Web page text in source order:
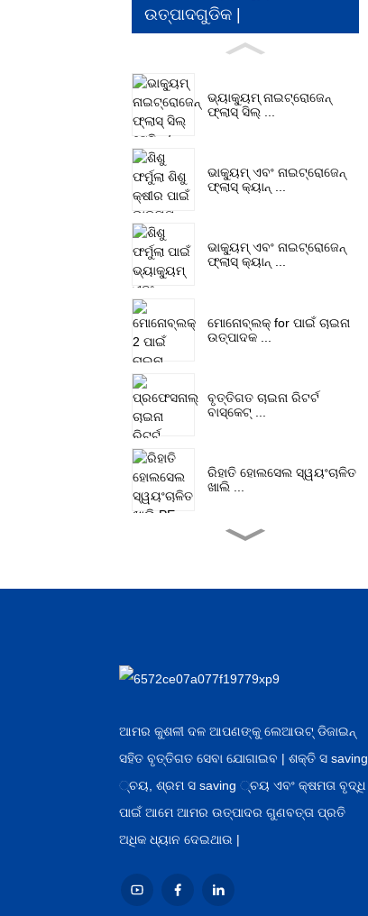
ଉତ୍ପାଦଗୁଡିକ |
ଭ୍ୟାକ୍ୟୁମ୍ ନାଇଟ୍ରୋଜେନ୍
ଫ୍ଲାସ୍ ସିଲ୍ ...
ଭାକ୍ୟୁମ୍ ଏବଂ ନାଇଟ୍ରୋଜେନ୍
ଫ୍ଲାସ୍ କ୍ୟାନ୍ ...
ଭାକ୍ୟୁମ୍ ଏବଂ ନାଇଟ୍ରୋଜେନ୍
ଫ୍ଲାସ୍ କ୍ୟାନ୍ ...
ମୋନୋବ୍ଲକ୍ for ପାଇଁ ଚାଇନା
ଉତ୍ପାଦକ ...
ବୃତ୍ତିଗତ ଚାଇନା ରିଟର୍ଟ
ବାସ୍କେଟ୍ ...
ରିହାତି ହୋଲସେଲ ସ୍ୱୟଂଚାଳିତ
ଖାଲି ...
ଗୃହପାଳିତ ପଶୁ ...
ଆମର କୁଶଳୀ ଦଳ ଆପଣଙ୍କୁ ଲେଆଉଟ୍ ଡିଜାଇନ୍
ସହିତ ବୃତ୍ତିଗତ ସେବା ଯୋଗାଇବ | ଶକ୍ତି ସ saving
୍ଚୟ, ଶ୍ରମ ସ saving ୍ଚୟ ଏବଂ କ୍ଷମତା ବୃଦ୍ଧି
ପାଇଁ ଆମେ ଆମର ଉତ୍ପାଦର ଗୁଣବତ୍ତା ପ୍ରତି
ଅଧିକ ଧ୍ୟାନ ଦେଇଥାଉ |